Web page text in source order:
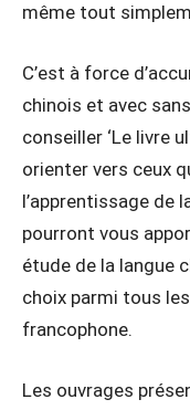
même tout
C’est à force
chinois et avec
conseiller ‘Le livre
orienter vers ceux
l’apprentissage de
pourront vous
étude de la langue
choix parmi tous
francophone.
Les ouvrages